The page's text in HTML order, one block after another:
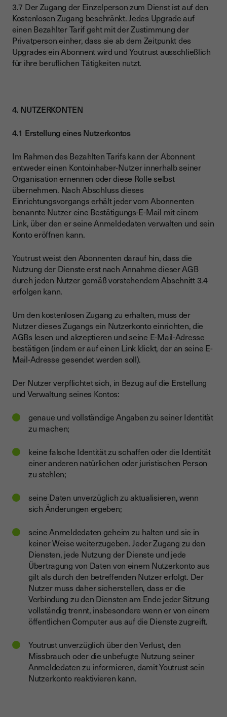
3.7 Der Zugang der Einzelperson zum Dienst ist auf den
Kostenlosen Zugang beschränkt. Jedes Upgrade auf
einen Bezahlter Tarif geht mit der Zustimmung der
Privatperson einher, dass sie ab dem Zeitpunkt des
Upgrades ein Abonnent wird und Youtrust ausschließlich
für ihre beruflichen Tätigkeiten nutzt.
4. NUTZERKONTEN
4.1 Erstellung eines Nutzerkontos
Im Rahmen des Bezahlten Tarifs kann der Abonnent
entweder einen Kontoinhaber-Nutzer innerhalb seiner
Organisation ernennen oder diese Rolle selbst
übernehmen. Nach Abschluss dieses
Einrichtungsvorgangs erhält jeder vom Abonnenten
benannte Nutzer eine Bestätigungs-E-Mail mit einem
Link, über den er seine Anmeldedaten verwalten und sein
Konto eröffnen kann.
Youtrust weist den Abonnenten darauf hin, dass die
Nutzung der Dienste erst nach Annahme dieser AGB
durch jeden Nutzer gemäß vorstehendem Abschnitt 3.4
erfolgen kann.
Um den kostenlosen Zugang zu erhalten, muss der
Nutzer dieses Zugangs ein Nutzerkonto einrichten, die
AGBs lesen und akzeptieren und seine E-Mail-Adresse
bestätigen (indem er auf einen Link klickt, der an seine E-
Mail-Adresse gesendet werden soll).
Der Nutzer verpflichtet sich, in Bezug auf die Erstellung
und Verwaltung seines Kontos:
genaue und vollständige Angaben zu seiner Identität
zu machen;
keine falsche Identität zu schaffen oder die Identität
einer anderen natürlichen oder juristischen Person
zu stehlen;
seine Daten unverzüglich zu aktualisieren, wenn
sich Änderungen ergeben;
seine Anmeldedaten geheim zu halten und sie in
keiner Weise weiterzugeben. Jeder Zugang zu den
Diensten, jede Nutzung der Dienste und jede
Übertragung von Daten von einem Nutzerkonto aus
gilt als durch den betreffenden Nutzer erfolgt. Der
Nutzer muss daher sicherstellen, dass er die
Verbindung zu den Diensten am Ende jeder Sitzung
vollständig trennt, insbesondere wenn er von einem
öffentlichen Computer aus auf die Dienste zugreift.
Youtrust unverzüglich über den Verlust, den
Missbrauch oder die unbefugte Nutzung seiner
Anmeldedaten zu informieren, damit Youtrust sein
Nutzerkonto reaktivieren kann.